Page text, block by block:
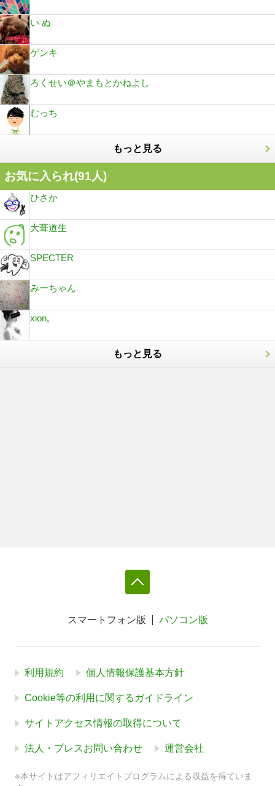
い ぬ
ゲンキ
ろくせい＠やまもとかねよし
むっち
もっと見る
お気に入られ(91人)
ひさか
大葺道生
SPECTER
みーちゃん
xion,
もっと見る
スマートフォン版 パソコン版
利用規約 個人情報保護基本方針
Cookie等の利用に関するガイドライン
サイトアクセス情報の取得について
法人・プレスお問い合わせ 運営会社
※本サイトはアフィリエイトプログラムによる収益を得ていま